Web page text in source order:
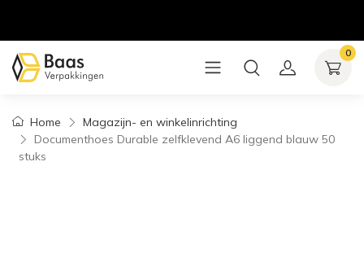
0
Home
Magazijn- en winkelinrichting
Documenthoes Durable zelfklevend A6 liggend blauw 50
stuks